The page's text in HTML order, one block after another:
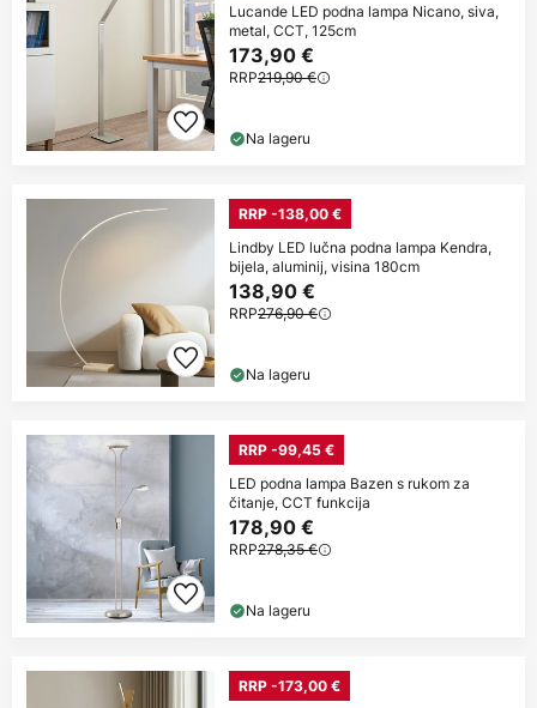
Lucande LED podna lampa Nicano, siva,
metal, CCT, 125cm
173,90 €
RRP219,90 €
Na lageru
RRP -138,00 €
Lindby LED lučna podna lampa Kendra,
bijela, aluminij, visina 180cm
138,90 €
RRP276,90 €
Na lageru
RRP -99,45 €
LED podna lampa Bazen s rukom za
čitanje, CCT funkcija
178,90 €
RRP278,35 €
Na lageru
RRP -173,00 €